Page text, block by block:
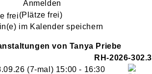
Anmelden
(Plätze frei)
im Kalender speichern
von Tanya Priebe
RH-2026-302.3
(7-mal) 15:00 - 16:30